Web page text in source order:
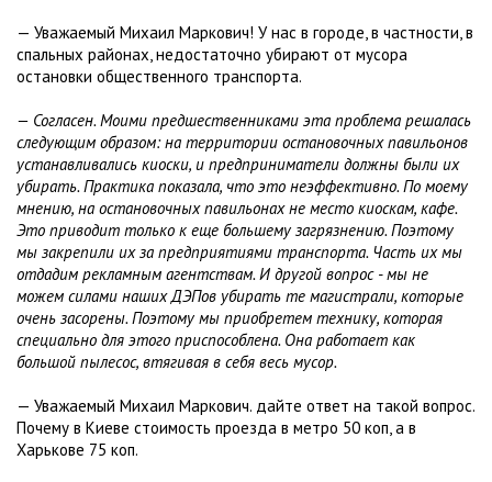
— Уважаемый Михаил Маркович! У нас в городе, в частности, в
спальных районах, недостаточно убирают от мусора
остановки общественного транспорта.
— Согласен. Моими предшественниками эта проблема решалась
следующим образом: на территории остановочных павильонов
устанавливались киоски, и предприниматели должны были их
убирать. Практика показала, что это неэффективно. По моему
мнению, на остановочных павильонах не место киоскам, кафе.
Это приводит только к еще большему загрязнению. Поэтому
мы закрепили их за предприятиями транспорта. Часть их мы
отдадим рекламным агентствам. И другой вопрос - мы не
можем силами наших ДЭПов убирать те магистрали, которые
очень засорены. Поэтому мы приобретем технику, которая
специально для этого приспособлена. Она работает как
большой пылесос, втягивая в себя весь мусор.
— Уважаемый Михаил Маркович. дайте ответ на такой вопрос.
Почему в Киеве стоимость проезда в метро 50 коп, а в
Харькове 75 коп.